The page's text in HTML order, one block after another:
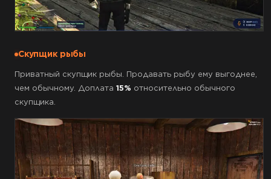
Скупщик рыбы
Приватный скупщик рыбы. Продавать рыбу ему выгоднее,
чем обычному. Доплата 15% относительно обычного
скупщика.